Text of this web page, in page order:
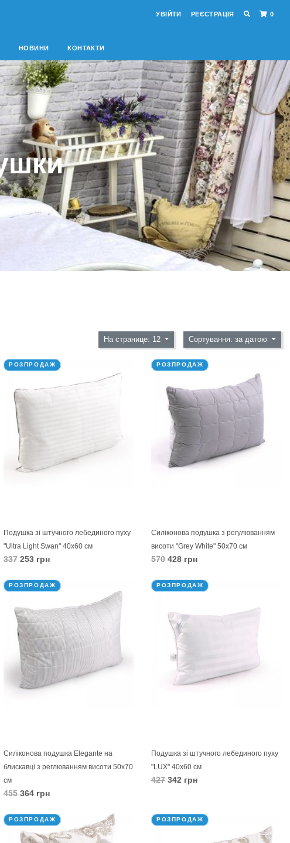
УВІЙТИ РЕЄСТРАЦІЯ 0
НОВИНИ КОНТАКТИ
На странице: 12 Сортування: за датою
РОЗПРОДАЖ
Подушка зі штучного лебединого пуху
"Ultra Light Swan" 40х60 см
337 253 грн
РОЗПРОДАЖ
Силіконова подушка з регулюванням
висоти "Grey White" 50х70 см
570 428 грн
РОЗПРОДАЖ
Силіконова подушка Elegante на
блискавці з реглюванням висоти 50х70
см
455 364 грн
РОЗПРОДАЖ
Подушка зі штучного лебединого пуху
"LUX" 40х60 см
427 342 грн
РОЗПРОДАЖ РОЗПРОДАЖ